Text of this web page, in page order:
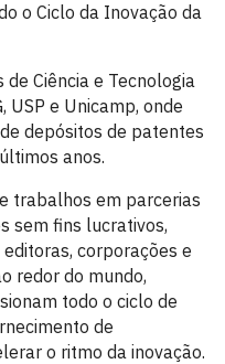
o Ciclo da Inovação da
Ciência e Tecnologia
USP e Unicamp, onde
depósitos de patentes
anos.
trabalhos em parcerias
sem fins lucrativos,
corporações e
redor do mundo,
todo o ciclo de
de
o ritmo da inovação.